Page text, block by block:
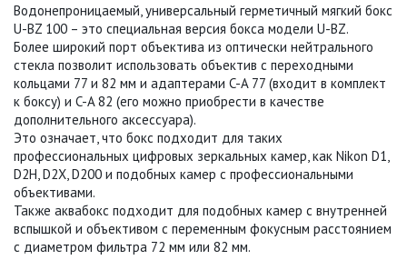
Водонепроницаемый, универсальный герметичный мягкий бокс
U-BZ 100 – это специальная версия бокса модели U-BZ.
Более широкий порт объектива из оптически нейтрального
стекла позволит использовать объектив с переходными
кольцами 77 и 82 мм и адаптерами C-A 77 (входит в комплект
к боксу) и C-A 82 (его можно приобрести в качестве
дополнительного аксессуара).
Это означает, что бокс подходит для таких
профессиональных цифровых зеркальных камер, как Nikon D1,
D2H, D2X, D200 и подобных камер с профессиональными
объективами.
Также аквабокс подходит для подобных камер с внутренней
вспышкой и объективом с переменным фокусным расстоянием
с диаметром фильтра 72 мм или 82 мм.